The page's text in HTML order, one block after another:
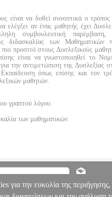
είναι να δοθεί συνοπτικά ο
ελέγξει αν ένας μαθητής έχει
συμβουλευτική παρέμβαση,
διδασκαλίας των Μαθηματικών
προσιτό στους Δυσλεξικούς
είναι να γνωστοποιηθεί το
την αντιμετώπιση της Δυσλεξίας
όπως επίσης και τον
μαθητών.
γραπτού λόγου.
των μαθηματικών.
ΨΥΧΟΓΥΙΟΣ
ΙΩΑΝΝΗΣ,
Κατηγορία: ΕΚΠΑΙΔΕΥΣΗ
> για την ευκολία της περιήγησης,